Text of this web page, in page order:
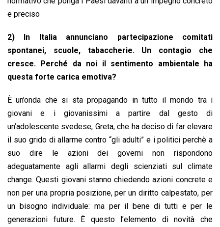
e preciso
2) In Italia annunciano partecipazione comitati
spontanei, scuole, tabaccherie. Un contagio che
cresce. Perché da noi il sentimento ambientale ha
questa forte carica emotiva?
È un’onda che si sta propagando in tutto il mondo tra i
giovani e i giovanissimi a partire dal gesto di
un’adolescente svedese, Greta, che ha deciso di far elevare
il suo grido di allarme contro “gli adulti” e i politici perchè a
suo dire le azioni dei governi non rispondono
adeguatamente agli allarmi degli scienziati sul climate
change. Questi giovani stanno chiedendo azioni concrete e
non per una propria posizione, per un diritto calpestato, per
un bisogno individuale: ma per il bene di tutti e per le
generazioni future. È questo l’elemento di novità che